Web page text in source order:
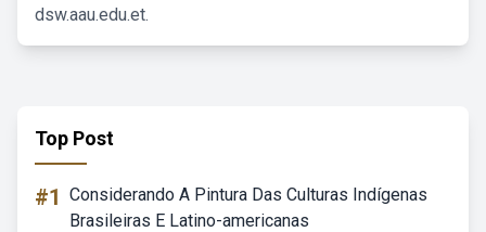
dsw.aau.edu.et.
Top Post
#1 Considerando A Pintura Das Culturas Indígenas
Brasileiras E Latino-americanas